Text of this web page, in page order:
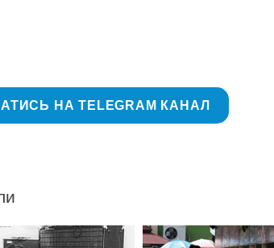
НА TELEGRAM КАНАЛ